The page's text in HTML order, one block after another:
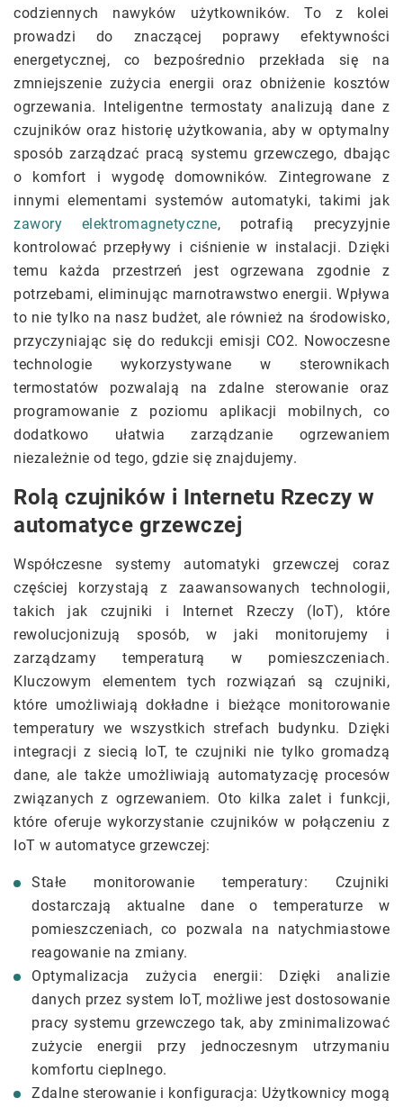
codziennych nawyków użytkowników. To z kolei
prowadzi do znaczącej poprawy efektywności
energetycznej, co bezpośrednio przekłada się na
zmniejszenie zużycia energii oraz obniżenie kosztów
ogrzewania. Inteligentne termostaty analizują dane z
czujników oraz historię użytkowania, aby w optymalny
sposób zarządzać pracą systemu grzewczego, dbając
o komfort i wygodę domowników. Zintegrowane z
innymi elementami systemów automatyki, takimi jak
zawory elektromagnetyczne, potrafią precyzyjnie
kontrolować przepływy i ciśnienie w instalacji. Dzięki
temu każda przestrzeń jest ogrzewana zgodnie z
potrzebami, eliminując marnotrawstwo energii. Wpływa
to nie tylko na nasz budżet, ale również na środowisko,
przyczyniając się do redukcji emisji CO2. Nowoczesne
technologie wykorzystywane w sterownikach
termostatów pozwalają na zdalne sterowanie oraz
programowanie z poziomu aplikacji mobilnych, co
dodatkowo ułatwia zarządzanie ogrzewaniem
niezależnie od tego, gdzie się znajdujemy.
Rolą czujników i Internetu Rzeczy w
automatyce grzewczej
Współczesne systemy automatyki grzewczej coraz
częściej korzystają z zaawansowanych technologii,
takich jak czujniki i Internet Rzeczy (IoT), które
rewolucjonizują sposób, w jaki monitorujemy i
zarządzamy temperaturą w pomieszczeniach.
Kluczowym elementem tych rozwiązań są czujniki,
które umożliwiają dokładne i bieżące monitorowanie
temperatury we wszystkich strefach budynku. Dzięki
integracji z siecią IoT, te czujniki nie tylko gromadzą
dane, ale także umożliwiają automatyzację procesów
związanych z ogrzewaniem. Oto kilka zalet i funkcji,
które oferuje wykorzystanie czujników w połączeniu z
IoT w automatyce grzewczej:
Stałe monitorowanie temperatury: Czujniki
dostarczają aktualne dane o temperaturze w
pomieszczeniach, co pozwala na natychmiastowe
reagowanie na zmiany.
Optymalizacja zużycia energii: Dzięki analizie
danych przez system IoT, możliwe jest dostosowanie
pracy systemu grzewczego tak, aby zminimalizować
zużycie energii przy jednoczesnym utrzymaniu
komfortu cieplnego.
Zdalne sterowanie i konfiguracja: Użytkownicy mogą